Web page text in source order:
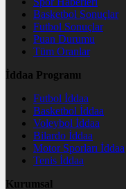
Basketbol Sonuçlar
Futbol Sonuçlar
Puan Durumu
Tüm Oranlar
İddaa Programı
Futbol İddaa
Basketbol İddaa
Voleybol İddaa
Bilardo İddaa
Motor Sporları İddaa
Tenis İddaa
Kurumsal